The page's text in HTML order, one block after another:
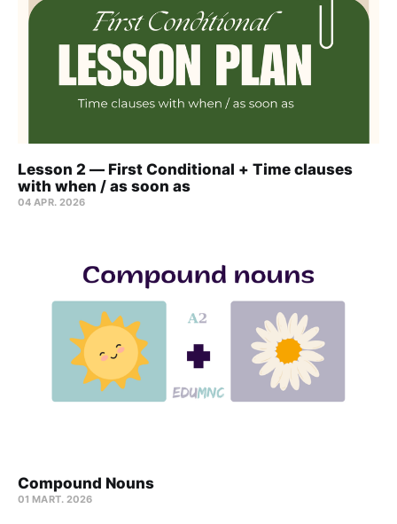
Lesson 2 — First Conditional + Time clauses
with when / as soon as
04 APR. 2026
Compound Nouns
01 MART. 2026